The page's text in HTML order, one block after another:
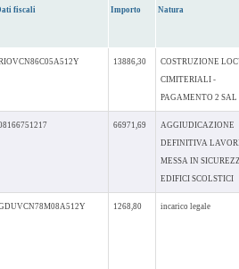
fiscali Importo Natura
13886,30
COSTRUZIONE
CIMITERIALI -
PAGAMENTO 2 SAL
66971,69
AGGIUDICAZIONE
DEFINITIVA
MESSA IN
EDIFICI SCOLSTICI
1268,80 incarico legale